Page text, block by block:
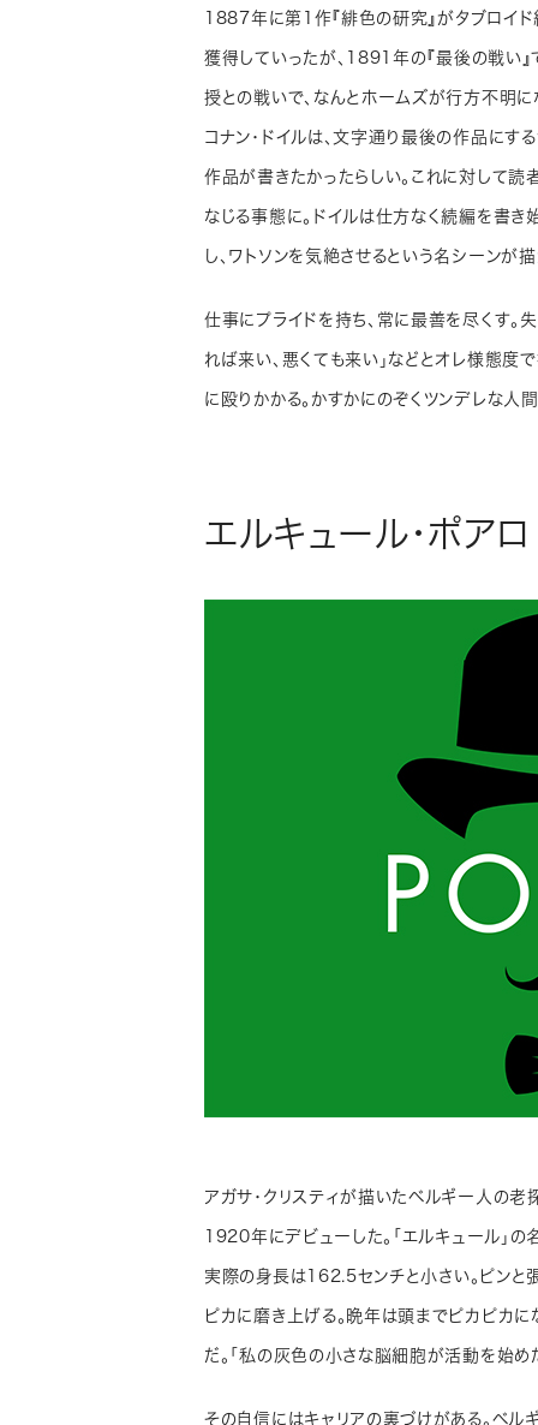
1887年に第1作『緋色の研究』がタブロイ
獲得していったが、1891年の『最後の戦い
授との戦いで、なんとホームズが行方不明に
コナン・ドイルは、文字通り最後の作品にす
作品が書きたかったらしい。これに対して読
なじる事態に。ドイルは仕方なく続編を書
し、ワトソンを気絶させるという名シーンが描
仕事にプライドを持ち、常に最善を尽くす。
れば来い、悪くても来い」などとオレ様態度
に殴りかかる。かすかにのぞくツンデレな人
エルキュール・ポアロ
アガサ・クリスティが描いたベルギー人の老
1920年にデビューした。「エルキュール」
実際の身長は162.5センチと小さい。ピンと
ピカに磨き上げる。晩年は頭までピカピカ
だ。「私の灰色の小さな脳細胞が活動を始
その自信にはキャリアの裏づけがある。ベ